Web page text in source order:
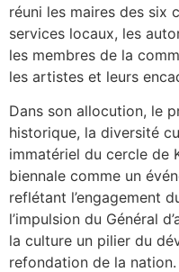
réuni les maires des six
services locaux, les
les membres de la
les artistes et leurs
Dans son allocution, le
historique, la diversité
immatériel du cercle de
biennale comme un
reflétant l’engagement
l’impulsion du Général
la culture un pilier du
refondation de la